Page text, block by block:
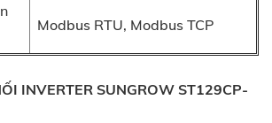
Modbus RTU, Modbus TCP
INVERTER SUNGROW ST129CP-